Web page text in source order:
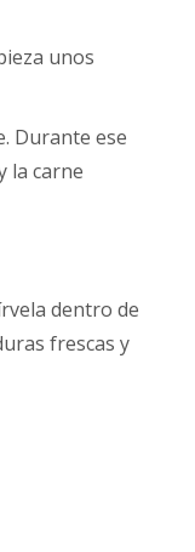
unos
Durante ese
la carne
dentro de
frescas y